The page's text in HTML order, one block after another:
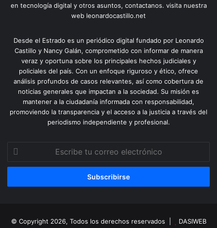
en tecnología digital y otros asuntos, contactanos. visita nuestra
web leonardocastillo.net
Desde el Estrado es un periódico digital fundado por Leonardo
Castillo y Nancy Galán, comprometido con informar de manera
veraz y oportuna sobre los principales hechos judiciales y
policiales del país. Con un enfoque riguroso y ético, ofrece
análisis profundos de casos relevantes, así como cobertura de
noticias generales que impactan a la sociedad. Su misión es
mantener a la ciudadanía informada con responsabilidad,
promoviendo la transparencia y el acceso a la justicia a través del
periodismo independiente y profesional.
Escribe
correo
© Copyright 2026, Todos los derechos reservados | DASIWEB